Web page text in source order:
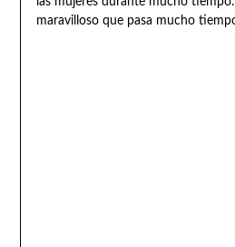
maravilloso que pasa mucho